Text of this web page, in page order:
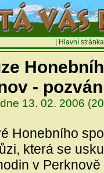
Hlavní stránka
-
13. 02. 2006
Honebního
která se
v